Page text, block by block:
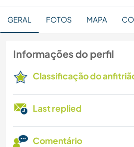
GERAL FOTOS MAPA
Informações do perfil
Classificação do
Last replied
Comentário